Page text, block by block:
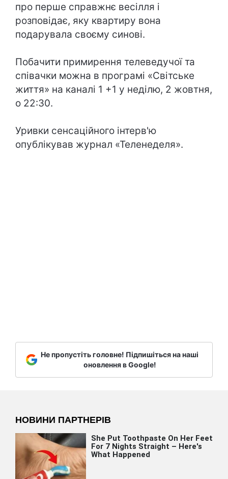
про перше справжнє весілля і
розповідає, яку квартиру вона
подарувала своєму синові.
Побачити примирення телеведучої та
співачки можна в програмі «Світське
життя» на каналі 1 +1 у неділю, 2 жовтня,
о 22:30.
Уривки сенсаційного інтерв'ю
опублікував журнал «Теленеделя».
Не пропустіть головне! Підпишіться на наші
оновлення в Google!